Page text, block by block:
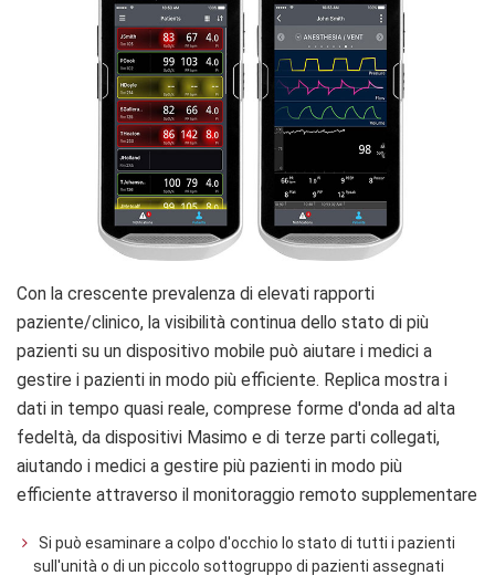
Con la crescente prevalenza di elevati rapporti
paziente/clinico, la visibilità continua dello stato di più
pazienti su un dispositivo mobile può aiutare i medici a
gestire i pazienti in modo più efficiente. Replica mostra i
dati in tempo quasi reale, comprese forme d'onda ad alta
fedeltà, da dispositivi Masimo e di terze parti collegati,
aiutando i medici a gestire più pazienti in modo più
efficiente attraverso il monitoraggio remoto supplementare
Si può esaminare a colpo d'occhio lo stato di tutti i pazienti
sull'unità o di un piccolo sottogruppo di pazienti assegnati